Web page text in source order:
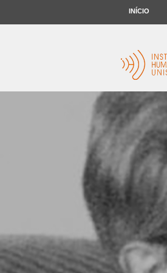
INÍCIO